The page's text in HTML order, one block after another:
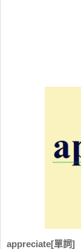
appreciate[單詞]